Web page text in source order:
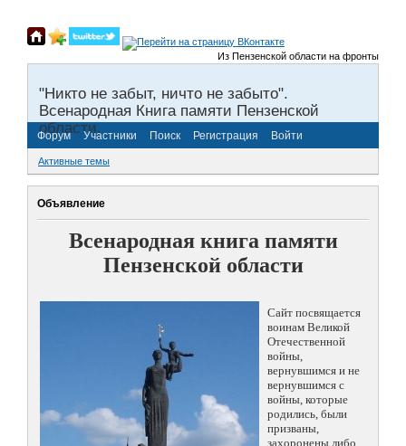
Из Пензенской области на фронты
"Никто не забыт, ничто не забыто".
Всенародная Книга памяти Пензенской
области.
Форум Участники Поиск Регистрация Войти
Активные темы
Объявление
Всенародная книга памяти
Пензенской области
Сайт посвящается
воинам Великой
Отечественной
войны,
вернувшимся и не
вернувшимся с
войны, которые
родились, были
призваны,
захоронены либо